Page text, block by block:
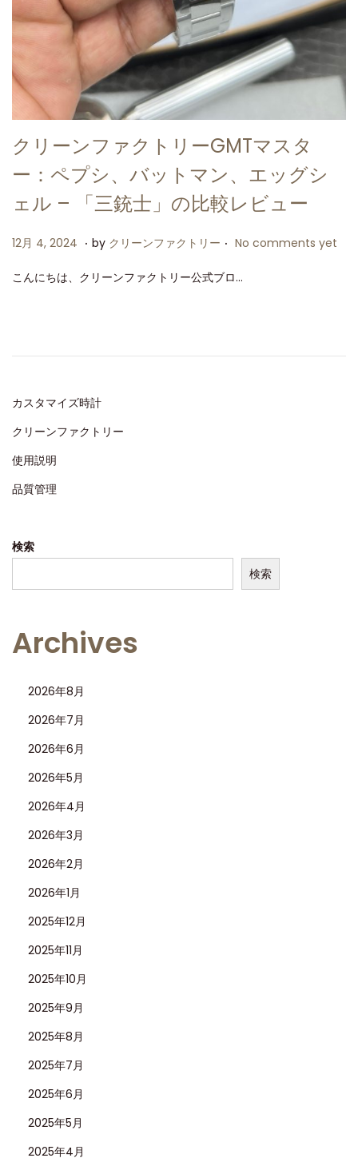
クリーンファクトリーGMTマスタ
ー：ペプシ、バットマン、エッグシ
ェル – 「三銃士」の比較レビュー
P
s
n
12月 4, 2024
月
2
. by クリーンファクトリー . No comments yet
こんにちは、クリーンファクトリー公式ブロ…
カスタマイズ時計
クリーンファクトリー
使用説明
品質管理
検索
検索
Archives
2026年8月
2026年7月
2026年6月
2026年5月
2026年4月
2026年3月
2026年2月
2026年1月
2025年12月
2025年11月
2025年10月
2025年9月
2025年8月
2025年7月
2025年6月
2025年5月
2025年4月